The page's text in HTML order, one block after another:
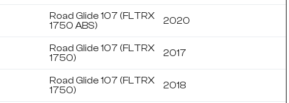
Road Glide 107 (FLTRX
1750 ABS)
2020
Road Glide 107 (FLTRX
1750)
2017
Road Glide 107 (FLTRX
1750)
2018